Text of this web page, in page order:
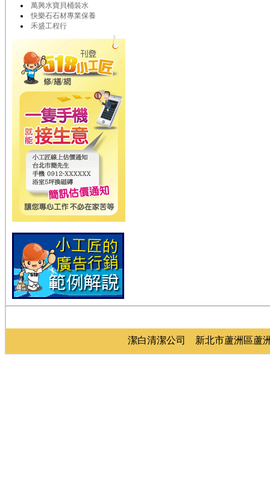
萬興水寶貝桶裝水
快樂石石材專業保養
禾盛工程行
潔白清潔公司 新北市蘆洲區蘆